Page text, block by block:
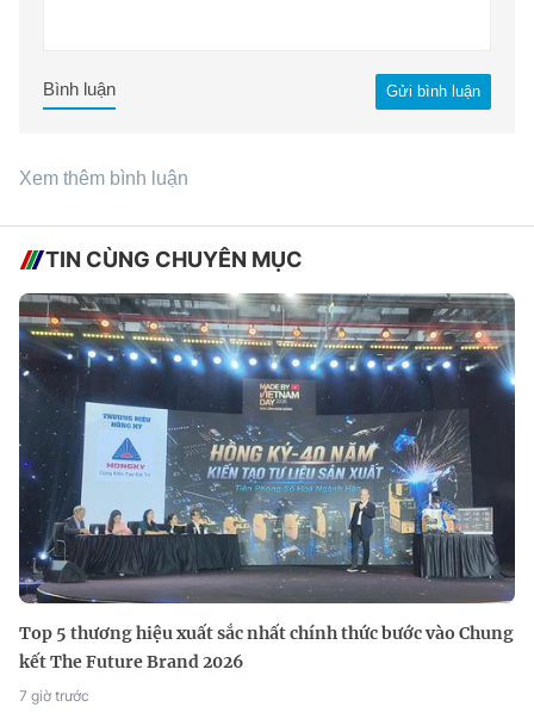
Gửi bình luận
Bình luận
Xem thêm bình luận
TIN CÙNG CHUYÊN MỤC
Top 5 thương hiệu xuất sắc nhất chính thức bước vào Chung
kết The Future Brand 2026
7 giờ trước